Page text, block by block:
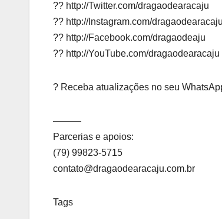
?? http://Twitter.com/dragaodearacaju
?? http://Instagram.com/dragaodearacaju
?? http://Facebook.com/dragaodeaju
?? http://YouTube.com/dragaodearacaju
? Receba atualizações no seu
———
Parcerias e apoios:
(79) 99823-5715
contato@dragaodearacaju.com.br
Tags